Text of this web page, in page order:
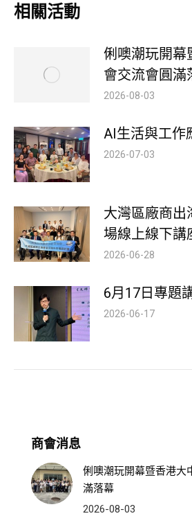
相關活動
俐噢潮玩開幕
會交流會圓滿
2026-08-03
AI生活與工作
2026-07-03
大灣區廠商出
場線上線下講
2026-06-28
6月17日專題
2026-06-17
商會消息
俐噢潮玩開幕暨香港大
滿落幕
2026-08-03